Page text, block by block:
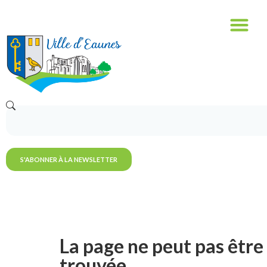
S'ABONNER À LA NEWSLETTER
La page ne peut pas être